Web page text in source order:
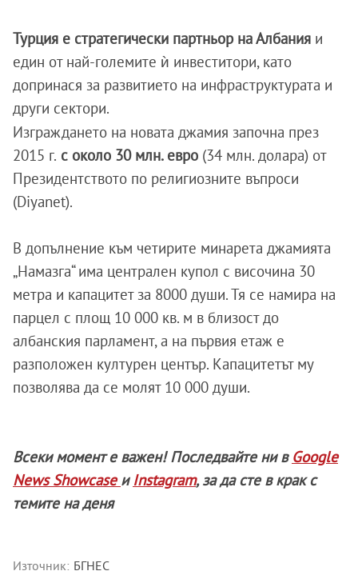
Турция е стратегически партньор на Албания и
един от най-големите ѝ инвеститори, като
допринася за развитието на инфраструктурата и
други сектори.
Изграждането на новата джамия започна през
2015 г. с около 30 млн. евро (34 млн. долара) от
Президентството по религиозните въпроси
(Diyanet).
В допълнение към четирите минарета джамията
„Намазга“ има централен купол с височина 30
метра и капацитет за 8000 души. Тя се намира на
парцел с площ 10 000 кв. м в близост до
албанския парламент, а на първия етаж е
разположен културен център. Капацитетът му
позволява да се молят 10 000 души.
Всеки момент е важен! Последвайте ни в Google
News Showcaseи Instagram, за да сте в крак с
темите на деня
Източник: БГНЕС